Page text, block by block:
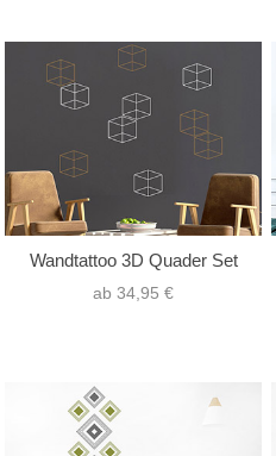
Wandtattoo 3D Quader Set
ab 34,95 €